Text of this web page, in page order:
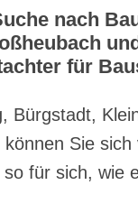
nach
für
Bürgstadt,
Sie
für sich, wie